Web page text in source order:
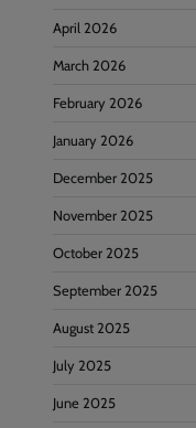
April 2026
March 2026
February 2026
January 2026
December 2025
November 2025
October 2025
September 2025
August 2025
July 2025
June 2025